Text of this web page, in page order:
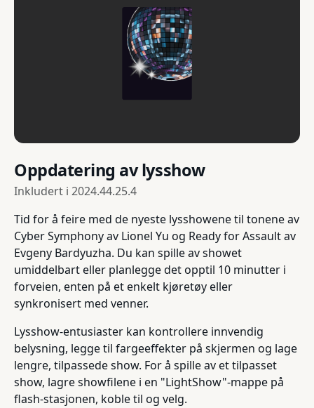
Oppdatering av lysshow
Inkludert i 2024.44.25.4
Tid for å feire med de nyeste lysshowene til tonene av
Cyber Symphony av Lionel Yu og Ready for Assault av
Evgeny Bardyuzha. Du kan spille av showet
umiddelbart eller planlegge det opptil 10 minutter i
forveien, enten på et enkelt kjøretøy eller
synkronisert med venner.
Lysshow-entusiaster kan kontrollere innvendig
belysning, legge til fargeeffekter på skjermen og lage
lengre, tilpassede show. For å spille av et tilpasset
show, lagre showfilene i en "LightShow"-mappe på
flash-stasjonen, koble til og velg.